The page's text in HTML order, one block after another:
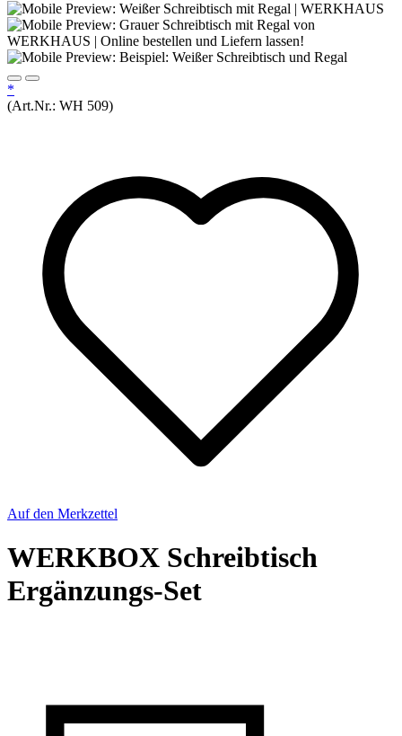
*
(Art.Nr.: WH 509)
Auf den Merkzettel
WERKBOX Schreibtisch
Ergänzungs-Set